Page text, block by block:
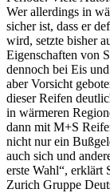
Wer allerdings in
sicher ist, dass er
wird, setzte bisher
Eigenschaften von
dennoch bei Eis
aber Vorsicht
dieser Reifen
in wärmeren
dann mit M+S
nicht nur ein
auch sich und
erste Wahl“, erklärt
Zurich Gruppe